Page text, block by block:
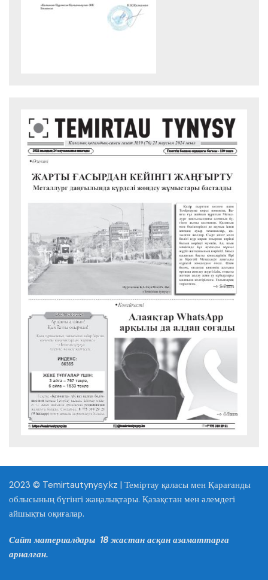
2023 © Temirtautynysy.kz | Теміртау қаласы мен Қарағанды
облысының бүгінгі жаңалықтары. Қазақстан мен әлемдегі
айшықты оқиғалар.
Сайт материалдары 18 жастан асқан азаматтарға
арналған.